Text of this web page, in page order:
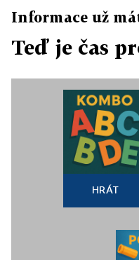
Informace už
Teď je čas
HRÁT